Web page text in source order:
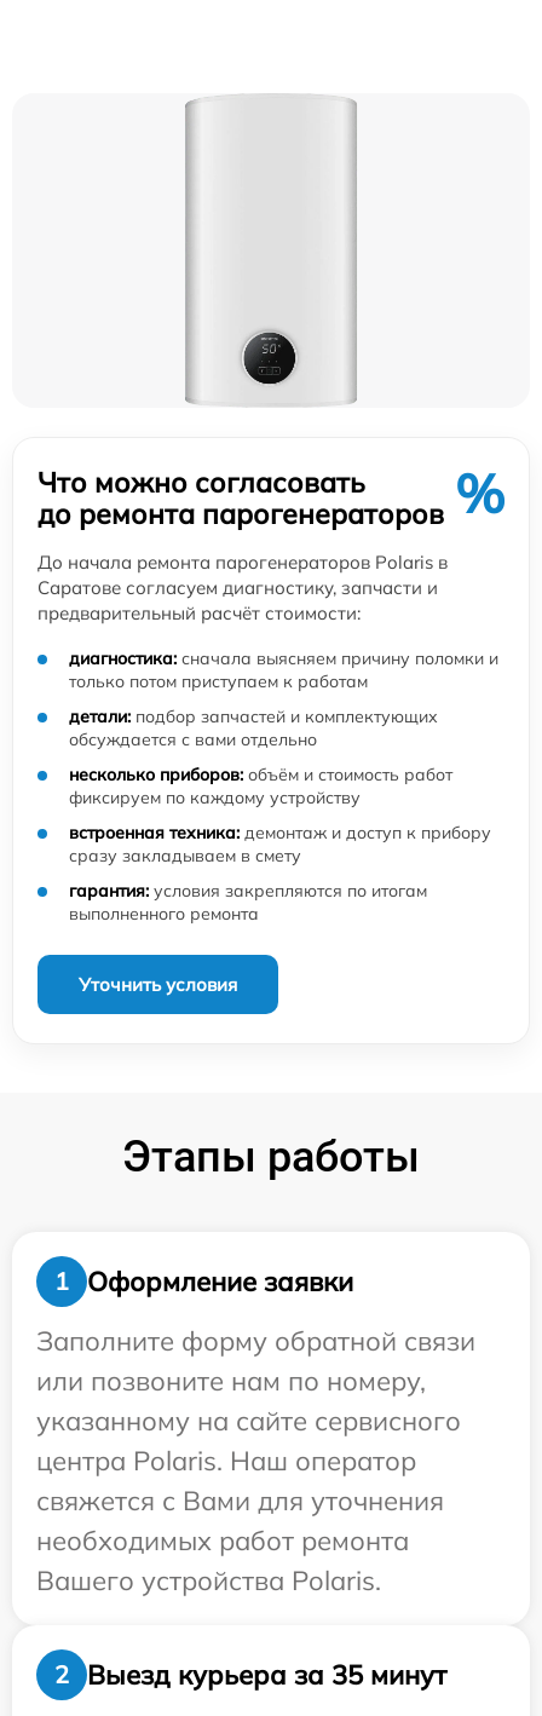
Что можно согласовать
до ремонта парогенераторов %
До начала ремонта парогенераторов Polaris в
Саратове согласуем диагностику, запчасти и
предварительный расчёт стоимости:
диагностика: сначала выясняем причину поломки и
только потом приступаем к работам
детали: подбор запчастей и комплектующих
обсуждается с вами отдельно
несколько приборов: объём и стоимость работ
фиксируем по каждому устройству
встроенная техника: демонтаж и доступ к прибору
сразу закладываем в смету
гарантия: условия закрепляются по итогам
выполненного ремонта
Уточнить условия
Этапы работы
1
Оформление заявки
Заполните форму обратной связи
или позвоните нам по номеру,
указанному на сайте сервисного
центра Polaris. Наш оператор
свяжется с Вами для уточнения
необходимых работ ремонта
Вашего устройства Polaris.
2
Выезд курьера за 35 минут